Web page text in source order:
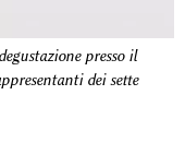
presso il
dei sette